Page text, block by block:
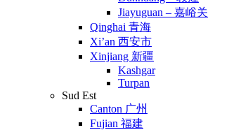
Jiayuguan – 嘉峪关
Qinghai 青海
Xi’an 西安市
Xinjiang 新疆
Kashgar
Turpan
Sud Est
Canton 广州
Fujian 福建